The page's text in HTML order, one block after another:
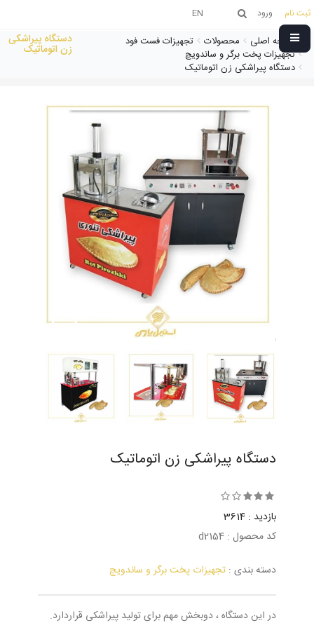
ثبت نام ورود EN
صفحه اصلی محصولات
تجهیزات فست فود
تجهیزات پخت برگر و ساندویچ
دستگاه پیراشکی زن اتوماتیک
دستگاه پیراشکی
زن اتوماتیک
دستگاه پیراشکی زن اتوماتیک
بازدید : 3614
کد محصول : d2154
دسته بندی : تجهیزات پخت برگر و ساندویچ
در این دستگاه ، دوبخش مهم برای تولید پیراشکی قراردارد.